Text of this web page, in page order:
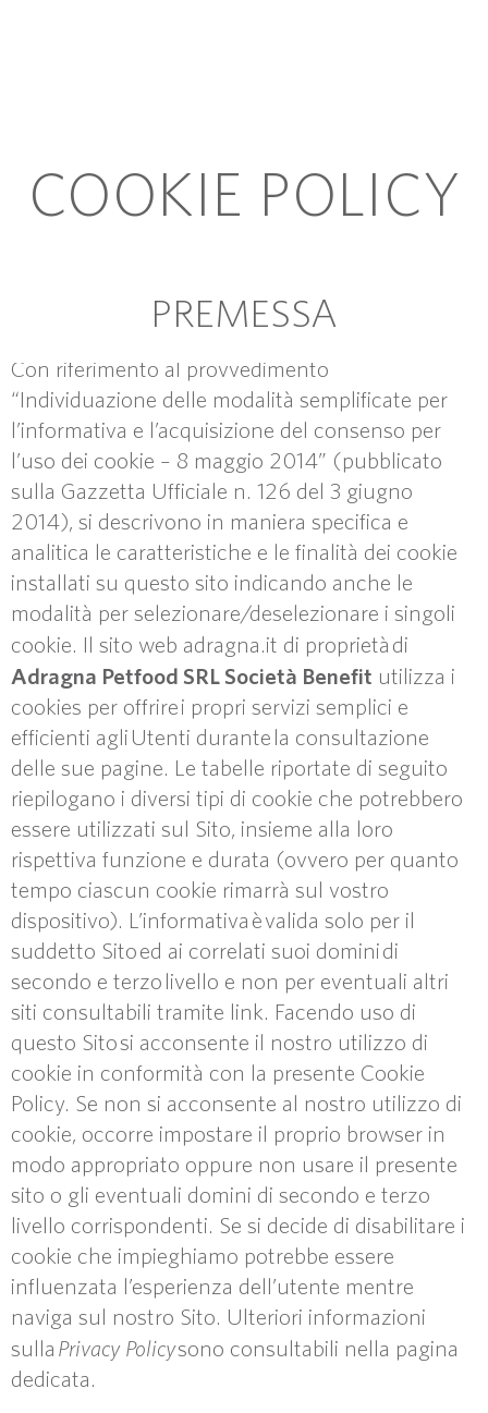
COOKIE POLICY
PREMESSA
Con riferimento al provvedimento
“Individuazione delle modalità semplificate per
l’informativa e l’acquisizione del consenso per
l’uso dei cookie – 8 maggio 2014” (pubblicato
sulla Gazzetta Ufficiale n. 126 del 3 giugno
2014), si descrivono in maniera specifica e
analitica le caratteristiche e le finalità dei cookie
installati su questo sito indicando anche le
modalità per selezionare/deselezionare i singoli
cookie. Il sito web adragna.it di proprietà di
Adragna Petfood SRL Società Benefit utilizza i
cookies per offrire i propri servizi semplici e
efficienti agli Utenti durante la consultazione
delle sue pagine. Le tabelle riportate di seguito
riepilogano i diversi tipi di cookie che potrebbero
essere utilizzati sul Sito, insieme alla loro
rispettiva funzione e durata (ovvero per quanto
tempo ciascun cookie rimarrà sul vostro
dispositivo). L’informativa è valida solo per il
suddetto Sito ed ai correlati suoi domini di
secondo e terzo livello e non per eventuali altri
siti consultabili tramite link. Facendo uso di
questo Sito si acconsente il nostro utilizzo di
cookie in conformità con la presente Cookie
Policy. Se non si acconsente al nostro utilizzo di
cookie, occorre impostare il proprio browser in
modo appropriato oppure non usare il presente
sito o gli eventuali domini di secondo e terzo
livello corrispondenti. Se si decide di disabilitare i
cookie che impieghiamo potrebbe essere
influenzata l’esperienza dell’utente mentre
naviga sul nostro Sito. Ulteriori informazioni
sulla Privacy Policysono consultabili nella pagina
dedicata.